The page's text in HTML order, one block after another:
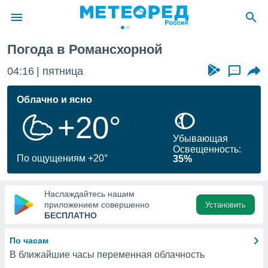
о
Вы можете
к этому
доступ
Погода в Романсхорной
04:16 пятница ...
Облачно и ясно
+20°
По ощущениям +20°
Убывающая
Освещенность:
35%
Наслаждайтесь нашим
приложением совершенно
БЕСПЛАТНО
Установить
По часам
В ближайшие часы переменная облачность